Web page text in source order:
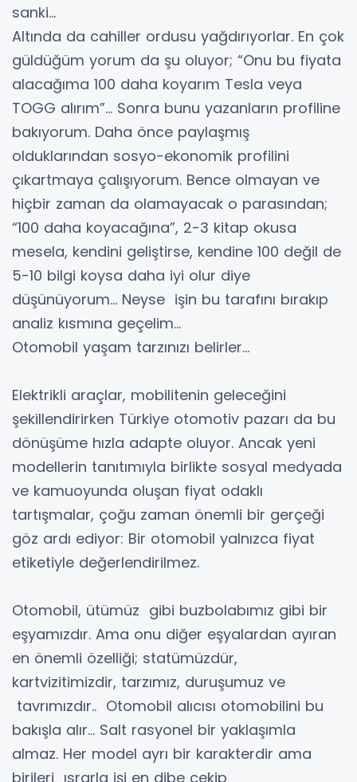
sanki…
Altında da cahiller ordusu yağdırıyorlar. En çok
güldüğüm yorum da şu oluyor; “Onu bu fiyata
alacağıma 100 daha koyarım Tesla veya
TOGG alırım”… Sonra bunu yazanların profiline
bakıyorum. Daha önce paylaşmış
olduklarından sosyo-ekonomik profilini
çıkartmaya çalışıyorum. Bence olmayan ve
hiçbir zaman da olamayacak o parasından;
“100 daha koyacağına”, 2-3 kitap okusa
mesela, kendini geliştirse, kendine 100 değil de
5-10 bilgi koysa daha iyi olur diye
düşünüyorum… Neyse işin bu tarafını bırakıp
analiz kısmına geçelim…
Otomobil yaşam tarzınızı belirler…
Elektrikli araçlar, mobilitenin geleceğini
şekillendirirken Türkiye otomotiv pazarı da bu
dönüşüme hızla adapte oluyor. Ancak yeni
modellerin tanıtımıyla birlikte sosyal medyada
ve kamuoyunda oluşan fiyat odaklı
tartışmalar, çoğu zaman önemli bir gerçeği
göz ardı ediyor: Bir otomobil yalnızca fiyat
etiketiyle değerlendirilmez.
Otomobil, ütümüz gibi buzbolabımız gibi bir
eşyamızdır. Ama onu diğer eşyalardan ayıran
en önemli özelliği; statümüzdür,
kartvizitimizdir, tarzımız, duruşumuz ve
tavrımızdır.. Otomobil alıcısı otomobilini bu
bakışla alır... Salt rasyonel bir yaklaşımla
almaz. Her model ayrı bir karakterdir ama
birileri ısrarla işi en dibe çekip